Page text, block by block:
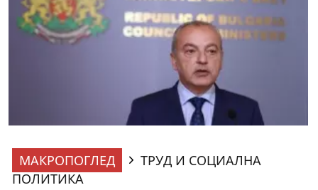
МАКРОПОГЛЕД
ТРУД И СОЦИАЛНА
ПОЛИТИКА